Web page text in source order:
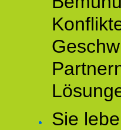
Sie